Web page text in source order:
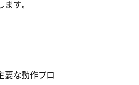
す。
要な動作プロ